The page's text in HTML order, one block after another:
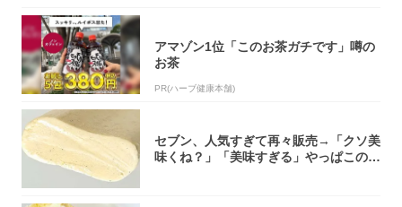
アマゾン1位「このお茶ガチです」噂の
お茶
PR(ハーブ健康本舗)
セブン、人気すぎて再々販売→「クソ美
味くね？」「美味すぎる」やっぱこのク